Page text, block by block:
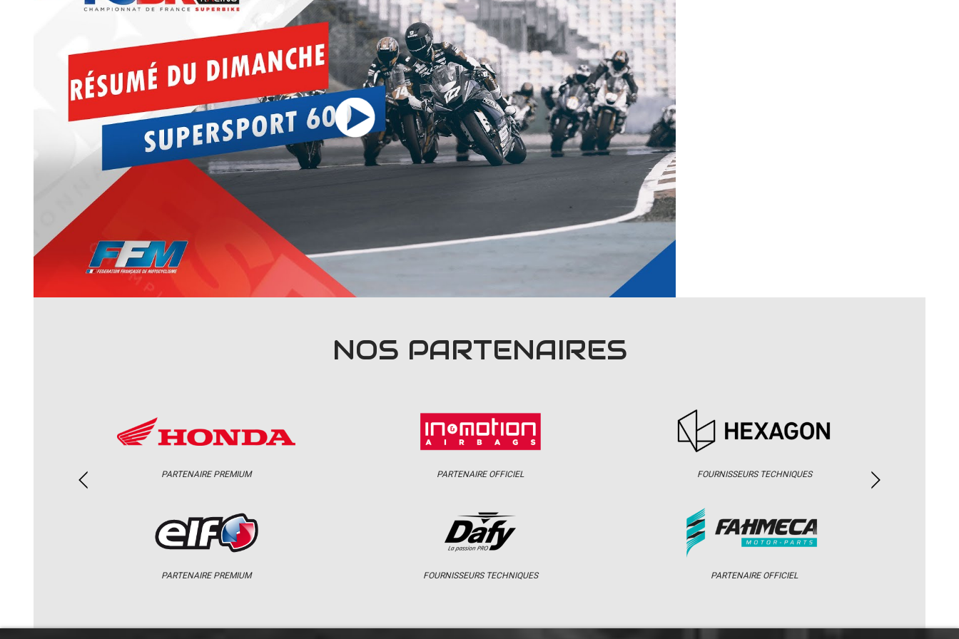
NOS PARTENAIRES
PARTENAIRE PREMIUM
PARTENAIRE PREMIUM
PARTENAIRE OFFICIEL
FOURNISSEURS TECHNIQUES
FOURNISSEURS TECHNIQUES
PARTENAIRE OFFICIEL